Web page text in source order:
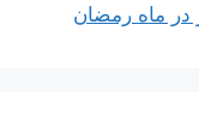
در ماه رمضان